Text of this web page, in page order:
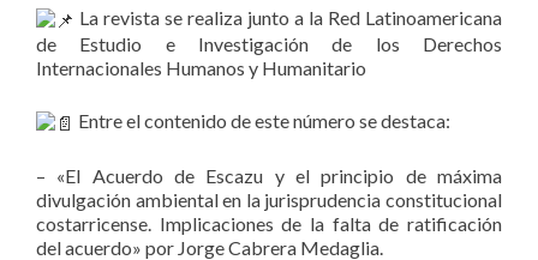
La revista se realiza junto a la Red Latinoamericana
de Estudio e Investigación de los Derechos
Internacionales Humanos y Humanitario
Entre el contenido de este número se destaca:
– «El Acuerdo de Escazu y el principio de máxima
divulgación ambiental en la jurisprudencia constitucional
costarricense. Implicaciones de la falta de ratificación
del acuerdo» por Jorge Cabrera Medaglia.